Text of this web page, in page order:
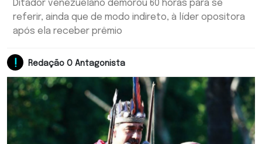
Ditador venezuelano demorou 60 horas para se
referir, ainda que de modo indireto, à líder opositora
após ela receber prêmio
Redação O Antagonista